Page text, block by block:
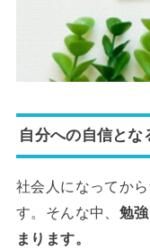
自分への自信とな
社会人になってか
す。そんな中、 勉
まります。